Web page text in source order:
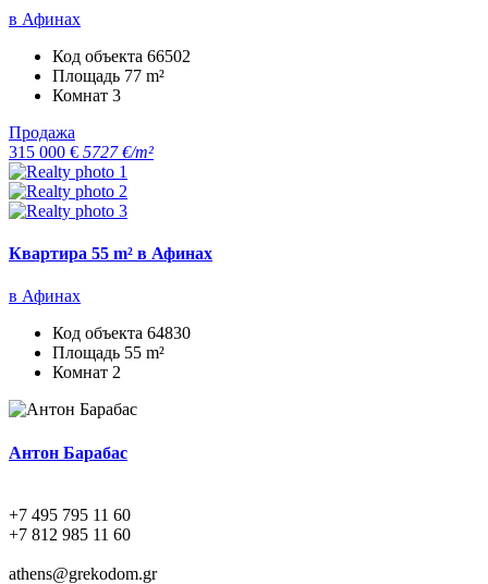
в Афинах
Код объекта 66502
Площадь 77 m²
Комнат 3
Продажа
315 000 € 5727 €/m²
Квартира 55 m² в Афинах
в Афинах
Код объекта 64830
Площадь 55 m²
Комнат 2
Антон Барабас
+7 495 795 11 60
+7 812 985 11 60
athens@grekodom.gr